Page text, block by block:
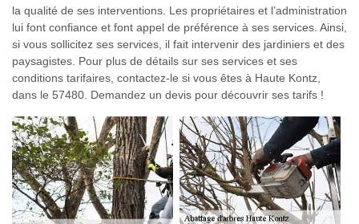
la qualité de ses interventions. Les propriétaires et l’administration
lui font confiance et font appel de préférence à ses services. Ainsi,
si vous sollicitez ses services, il fait intervenir des jardiniers et des
paysagistes. Pour plus de détails sur ses services et ses
conditions tarifaires, contactez-le si vous êtes à Haute Kontz,
dans le 57480. Demandez un devis pour découvrir ses tarifs !